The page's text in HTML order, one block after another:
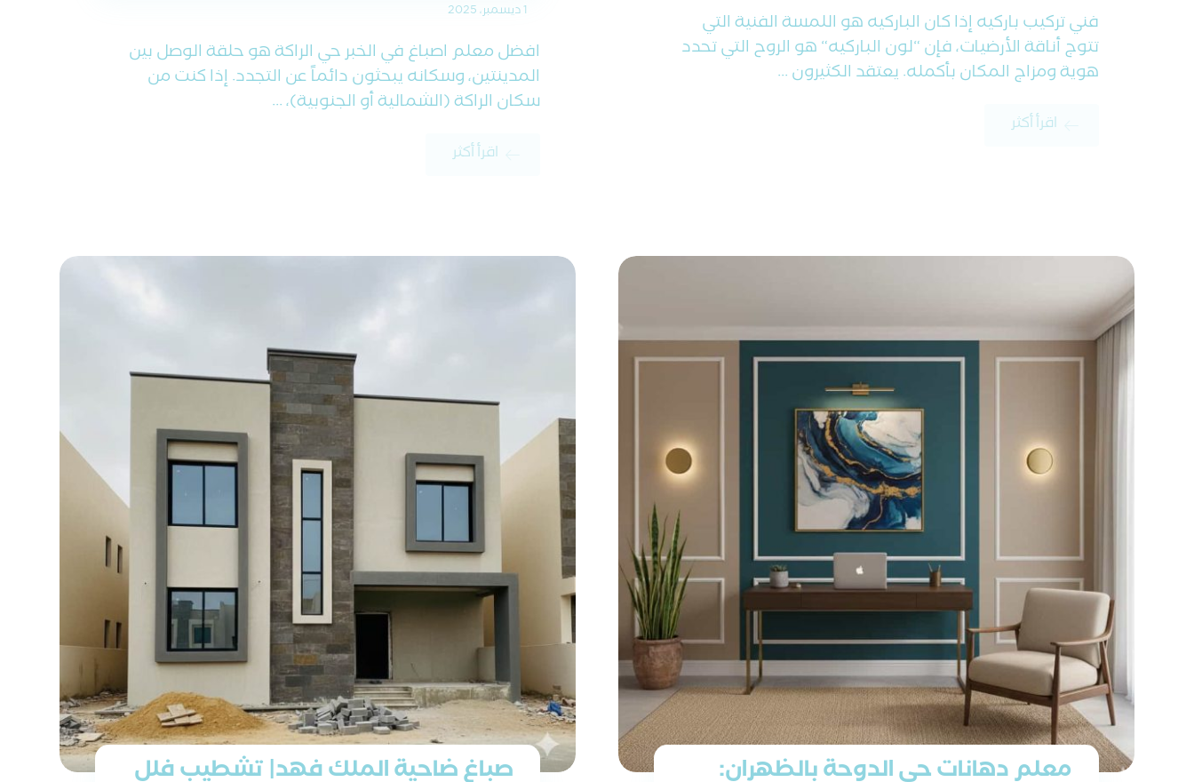
فني تركيب باركيه إذا كان الباركيه هو اللمسة الفنية التي
تتوج أناقة الأرضيات، فإن “لون الباركيه“ هو الروح التي تحدد
هوية ومزاج المكان بأكمله. يعتقد الكثيرون ...
اقرأ أكثر
1 ديسمبر، 2025
افضل معلم اصباغ في الخبر حي الراكة هو حلقة الوصل بين
المدينتين، وسكانه يبحثون دائماً عن التجدد. إذا كنت من
سكان الراكة (الشمالية أو الجنوبية)، ...
اقرأ أكثر
معلم دهانات حي الدوحة بالظهران: صباغ ضاحية الملك فهد| تشطيب فلل